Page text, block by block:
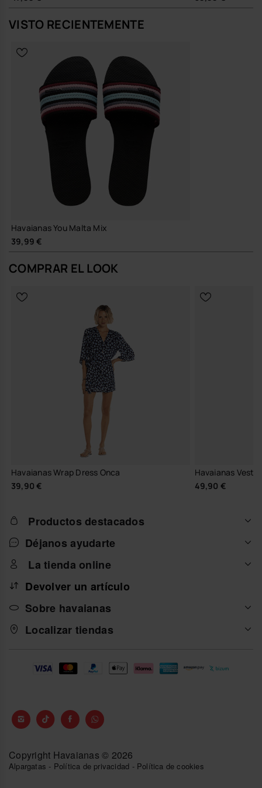
VISTO RECIENTEMENTE
Havaianas You Malta Mix
39,99 €
COMPRAR EL LOOK
Havaianas Wrap Dress Onca
39,90 €
Havaianas
49,90 €
Productos destacados
Déjanos ayudarte
La tienda online
Devolver un artículo
Sobre havaianas
Localizar tiendas
Copyright Havaianas © 2026
Alpargatas - Política de privacidad - Política de cookies